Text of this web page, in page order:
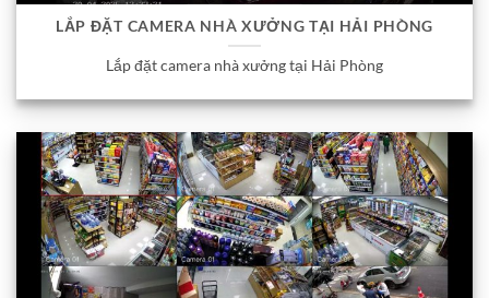
LẮP ĐẶT CAMERA NHÀ XƯỞNG TẠI HẢI PHÒNG
Lắp đặt camera nhà xưởng tại Hải Phòng